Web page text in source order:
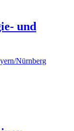
und
Nürnberg